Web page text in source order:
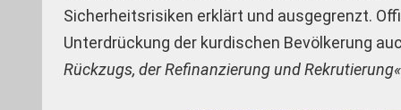
Sicherheitsrisiken erklärt und ausgegrenzt.
Unterdrückung der kurdischen Bevölkerung
Rückzugs, der Refinanzierung und Rekrutierung«